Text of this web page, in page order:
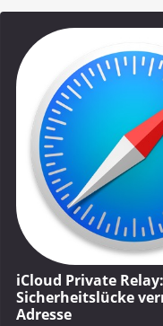
iCloud Private Relay:
Sicherheitslücke
Adresse